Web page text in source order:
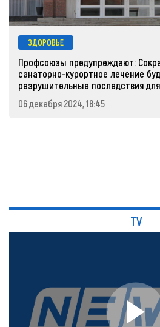
ЗДОРОВЬЕ
Профсоюзы предупреждают:
санаторно-курортное лечение
разрушительные последствия
06 декабря 2024, 18:45
TV